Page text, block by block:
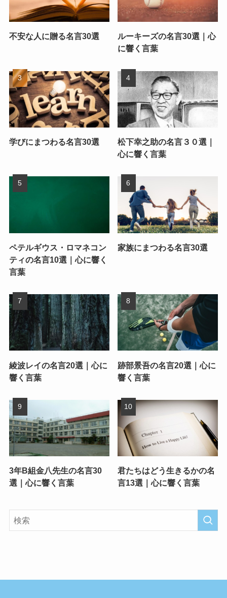
不安な人に贈る名言30選
ルーキーズの名言30選｜心
に響く言葉
学びにまつわる名言30選
松下幸之助の名言３０選｜
心に響く言葉
ペテルギウス・ロマネコン
ティの名言10選｜心に響く
言葉
家族にまつわる名言30選
綾波レイの名言20選｜心に
響く言葉
跡部景吾の名言20選｜心に
響く言葉
3年B組金八先生の名言30
選｜心に響く言葉
君たちはどう生きるかの名
言13選｜心に響く言葉